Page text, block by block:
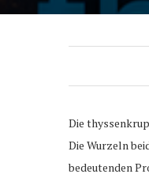
Die
Die Wurzeln
bedeutenden